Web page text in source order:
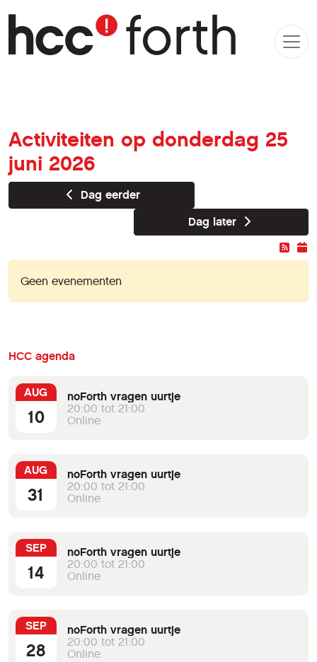
Activiteiten op donderdag 25
juni 2026
Dag eerder
Dag later
Geen evenementen
HCC agenda
AUG
10
noForth vragen uurtje
20:00 tot 21:00
Online
AUG
31
noForth vragen uurtje
20:00 tot 21:00
Online
SEP
14
noForth vragen uurtje
20:00 tot 21:00
Online
SEP
28
noForth vragen uurtje
20:00 tot 21:00
Online